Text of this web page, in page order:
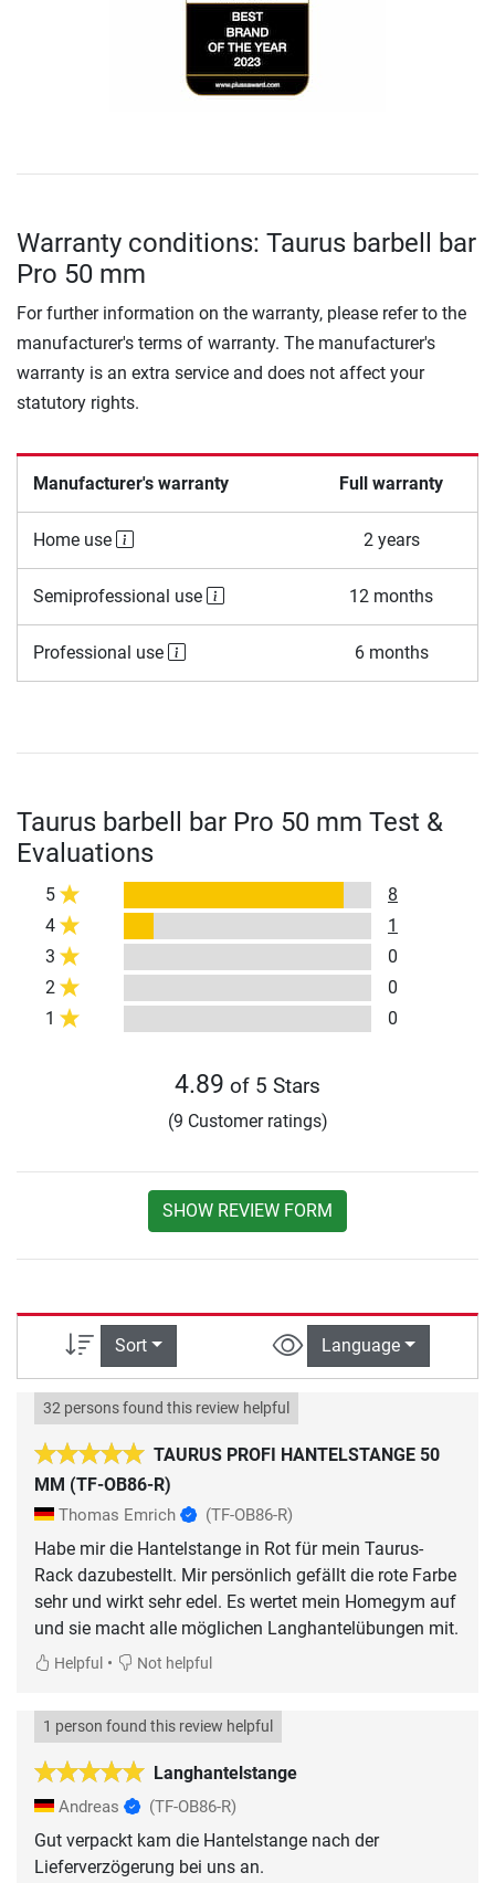
Warranty conditions: Taurus barbell bar
Pro 50 mm
For further information on the warranty, please refer to the
manufacturer's terms of warranty. The manufacturer's
warranty is an extra service and does not affect your
statutory rights.
Manufacturer's warranty Full warranty
Home use 2 years
Semiprofessional use 12 months
Professional use 6 months
Taurus barbell bar Pro 50 mm Test &
Evaluations
5
8
4
1
3
0
2
0
1
0
4.89 of 5 Stars
(9 Customer ratings)
SHOW REVIEW FORM
Sort Language
TAURUS PROFI HANTELSTANGE 50
MM (TF-OB86-R)
32 persons found this review helpful
Thomas Emrich (TF-OB86-R)
Habe mir die Hantelstange in Rot für mein Taurus-
Rack dazubestellt. Mir persönlich gefällt die rote Farbe
sehr und wirkt sehr edel. Es wertet mein Homegym auf
und sie macht alle möglichen Langhantelübungen mit.
Helpful • Not helpful
Langhantelstange
1 person found this review helpful
Andreas (TF-OB86-R)
Gut verpackt kam die Hantelstange nach der
Lieferverzögerung bei uns an.